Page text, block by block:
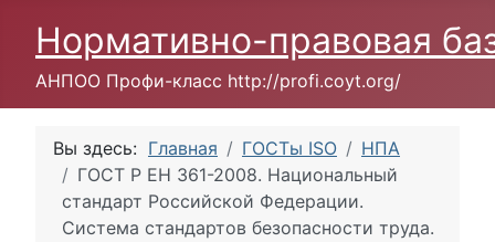
Нормативно-правовая
АНПОО Профи-класс http://profi.coyt.org/
Вы здесь: Главная ГОСТы ISO
НПА
ГОСТ Р ЕН 361-2008. Национальный
стандарт Российской Федерации.
Система стандартов безопасности труда.